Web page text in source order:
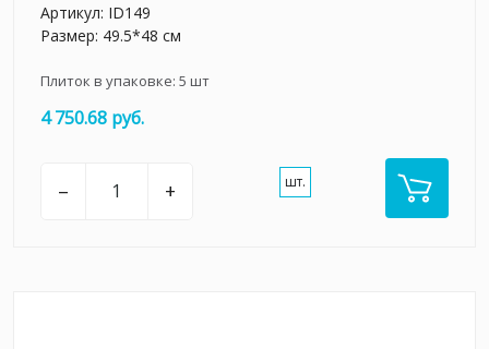
Артикул: ID149
Размер: 49.5*48 см
Плиток в упаковке: 5 шт
4 750.68 руб.
– + шт.